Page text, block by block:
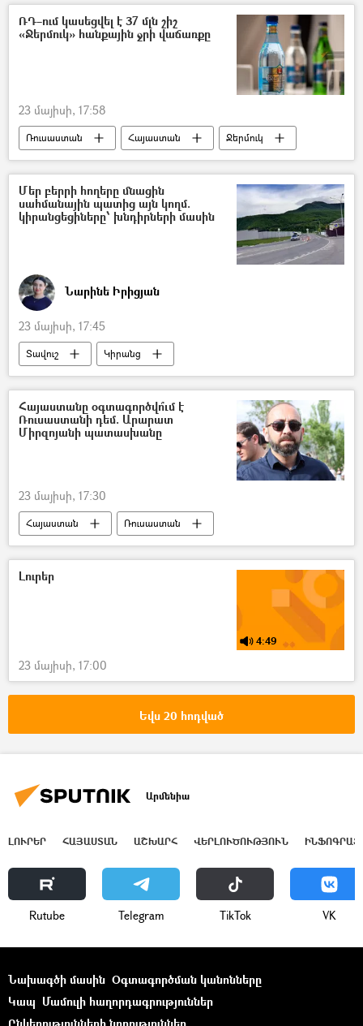
ՌԴ–ում կասեցվել է 37 մլն շիշ
«Ջերմուկ» հանքային ջրի վաճառքը
23 մայիսի, 17:58
Ռուսաստան Հայաստան
Ջերմուկ
վաճառք
Մեր բերրի հողերը մնացին
սահմանային պատից այն կողմ.
կիրանցեցիները՝ խնդիրների մասին
Նարինե Իրիցյան
23 մայիսի, 17:45
Տավուշ
Կիրանց
գյուղատնտեսություն
սահմանազատում
Հեղինակներ
Հայաստանը օգտագործվո՞ւմ է
Ռուսաստանի դեմ. Արարատ
Միրզոյանի պատասխանը
23 մայիսի, 17:30
Հայաստան
Ռուսաստան
Արարատ Միրզոյան
Սերգեյ Լավրով
արտահանում
Լուրեր
4:49
23 մայիսի, 17:00
Եվս 20 հոդված
Արմենիա
ԼՈՒՐԵՐ ՀԱՅԱՍՏԱՆ ԱՇԽԱՐՀ ՎԵՐԼՈՒԾՈՒԹՅՈՒՆ
Rutube Telegram ТikТоk VK
Նախագծի մասին Օգտագործման կանոնները
Կապ Մամուլի հաղորդագրություններ